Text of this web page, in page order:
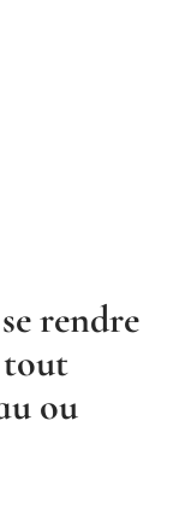
rendre
tout
ou